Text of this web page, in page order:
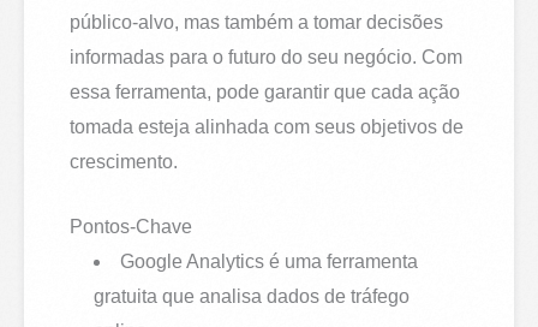
público-alvo, mas também a tomar decisões
informadas para o futuro do seu negócio. Com
essa ferramenta, pode garantir que cada ação
tomada esteja alinhada com seus objetivos de
crescimento.
Pontos-Chave
Google Analytics é uma ferramenta
gratuita que analisa dados de tráfego